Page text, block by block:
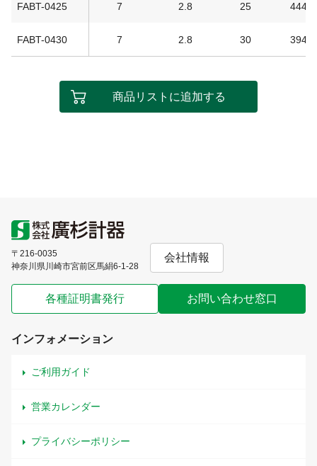
FABT-0425 7 2.8 25 444
FABT-0430 7 2.8 30 394
商品リストに追加する
〒216-0035
神奈川県川崎市宮前区馬絹6-1-28
会社情報
各種証明書発行 お問い合わせ窓口
インフォメーション
ご利用ガイド
営業カレンダー
プライバシーポリシー